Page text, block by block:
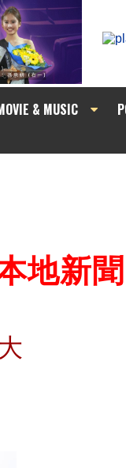
& MUSIC
地新聞